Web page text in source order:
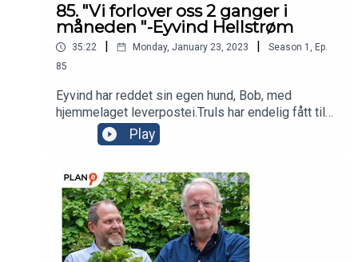
85. "Vi forlover oss 2 ganger i
måneden "-Eyvind Hellstrøm
35:22 Monday, January 23, 2023 Season 1 , Ep.
85
Eyvind har reddet sin egen hund, Bob, med
hjemmelaget leverpostei.Truls har endelig fått til
den famøse potetpurèen til Eyvind, men ingen av
gutta har benyttet jula til å fri.
Play